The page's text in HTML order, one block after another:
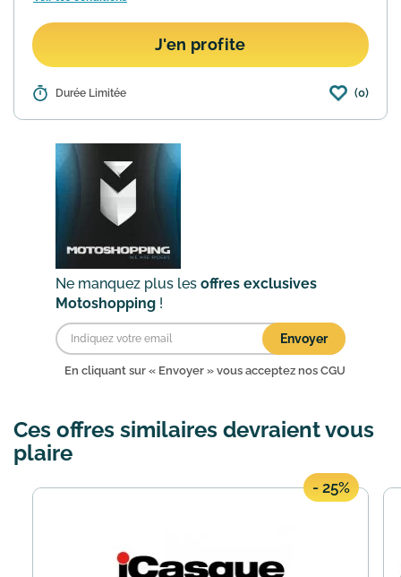
J'en profite
Détails : Motoshopping se repositionne
trouvez moins cher ailleurs,
Motoshopping vous rembourse la
différ...
En savoir plus
Durée Limitée (0)
Ne manquez plus les offres exclusives
Motoshopping !
Envoyer
En cliquant sur « Envoyer » vous acceptez nos CGU
Ces offres similaires devraient vous
plaire
- 25%